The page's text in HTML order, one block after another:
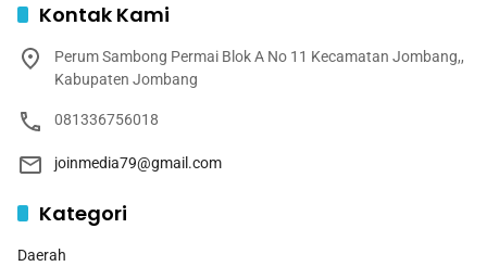
Kontak Kami
Perum Sambong Permai Blok A No 11 Kecamatan Jombang,,
Kabupaten Jombang
081336756018
joinmedia79@gmail.com
Kategori
Daerah